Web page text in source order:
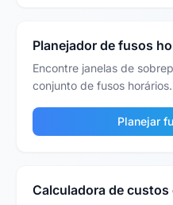
Planejador de fusos
Encontre janelas de
conjunto de fusos horários.
Planejar
Calculadora de custos